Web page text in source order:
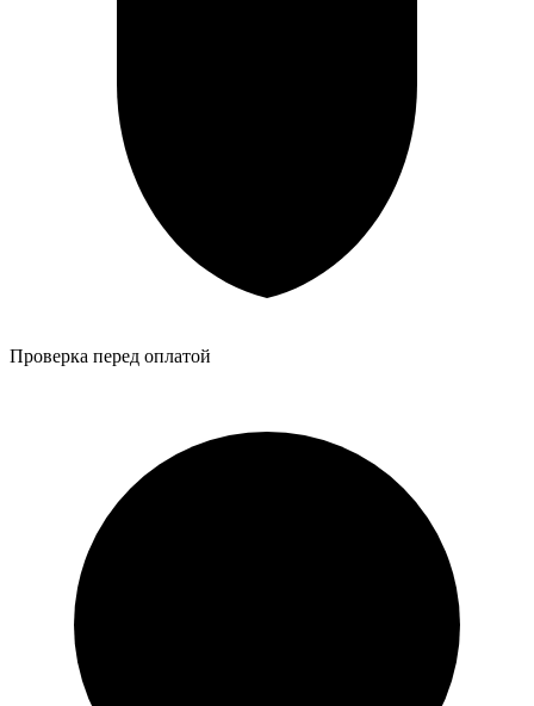
Проверка перед оплатой